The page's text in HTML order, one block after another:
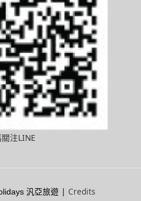
注LINE
汎亞旅遊 | Credits